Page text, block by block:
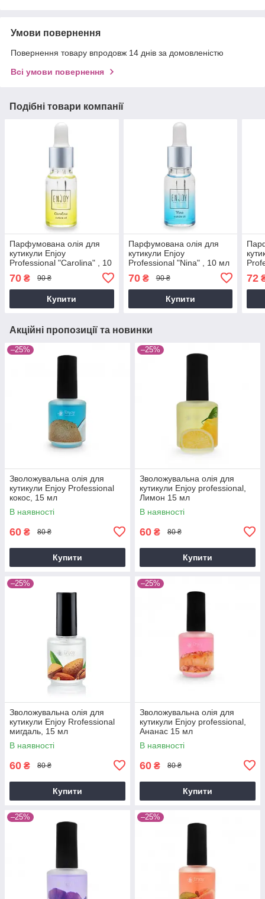
Умови повернення
Повернення товару впродовж 14 днів за домовленістю
Всі умови повернення
Подібні товари компанії
Парфумована олія для
кутикули Enjoy
Professional "Carolina" , 10
70 ₴ 90 ₴
Купити
Парфумована олія для
кутикули Enjoy
Professional "Nina" , 10 мл
70₴ 90 ₴
Купити
72
Акційні пропозиції та новинки
–25%
Зволожувальна олія для
кутикули Enjoy Professional
кокос, 15 мл
В наявності
60 ₴ 80 ₴
Купити
–25%
Зволожувальна олія для
кутикули Enjoy professional,
Лимон 15 мл
В наявності
60 ₴ 80 ₴
Купити
–25%
Зволожувальна олія для
кутикули Enjoy Rrofessional
мигдаль, 15 мл
В наявності
60 ₴ 80 ₴
Купити
–25%
Зволожувальна олія для
кутикули Enjoy professional,
Ананас 15 мл
В наявності
60 ₴ 80 ₴
Купити
–25% –25%